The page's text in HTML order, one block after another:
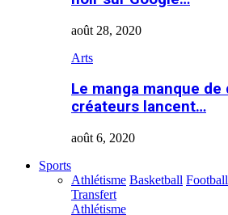
août 28, 2020
Arts
Le manga manque de
créateurs lancent…
août 6, 2020
Sports
Athlétisme Basketball Football
Transfert
Athlétisme